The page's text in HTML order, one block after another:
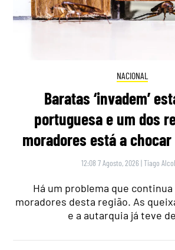
NACIONAL
Baratas ‘invadem’
portuguesa e um dos
moradores está a
12:08 7 Agosto, 2026 |Tiago
Há um problema que
moradores desta região. As
e a autarquia já teve